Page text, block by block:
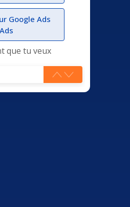
Google Ads
que tu veux